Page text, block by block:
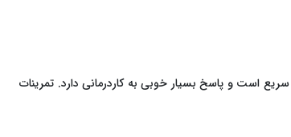
است و پاسخ بسیار خوبی به کاردرمانی دارد. تمرینات